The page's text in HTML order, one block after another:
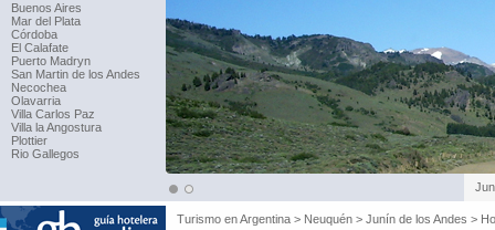
Buenos Aires
Mar del Plata
Córdoba
El Calafate
Puerto Madryn
San Martin de los Andes
Necochea
Olavarria
Villa Carlos Paz
Villa la Angostura
Plottier
Rio Gallegos
Turismo enArgentina > Neuquén > Junín de los Andes >